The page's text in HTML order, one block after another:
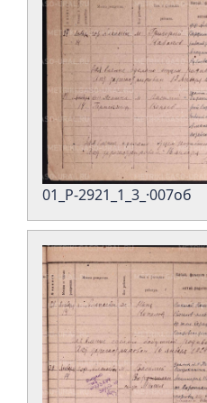
01_Р-2921_1_3_·007об